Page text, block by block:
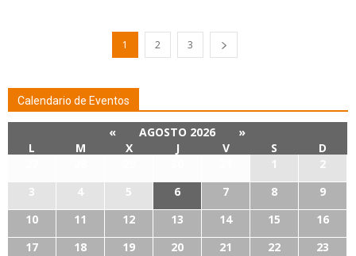
1 2 3
Calendario de Eventos
« AGOSTO 2026
»
L
M X J V S
D
1
2
3
4 5 6 7 8
9
10
11 12 13 14 15
16
17
18 19 20 21 22
23